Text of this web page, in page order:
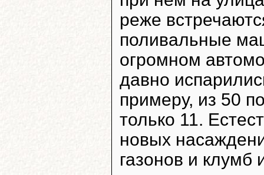
реже
поливальные
огромном
давно
примеру, из 50
только 11.
новых
газонов и клумб